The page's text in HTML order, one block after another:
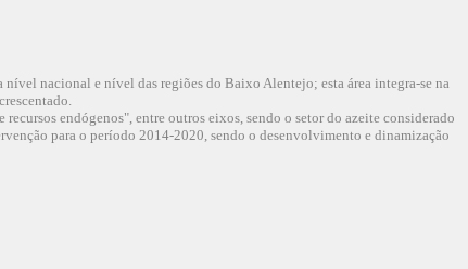
nacional e nível das regiões do Baixo Alentejo; esta área integra-se na
endógenos", entre outros eixos, sendo o setor do azeite considerado
para o período 2014-2020, sendo o desenvolvimento e dinamização